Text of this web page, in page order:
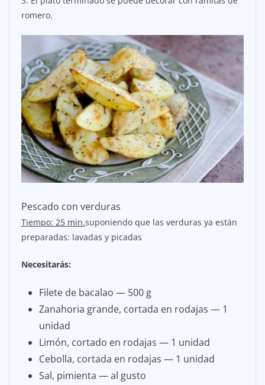
romero.
Pescado con verduras
Tiempo: 25 min.suponiendo que las verduras ya están
preparadas: lavadas y picadas
Necesitarás:
Filete de bacalao — 500 g
Zanahoria grande, cortada en rodajas — 1
unidad
Limón, cortado en rodajas — 1 unidad
Cebolla, cortada en rodajas — 1 unidad
Sal, pimienta — al gusto